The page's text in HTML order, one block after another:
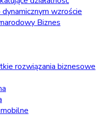
dynamicznym wzroście
Biznes
rozwiązania biznesowe